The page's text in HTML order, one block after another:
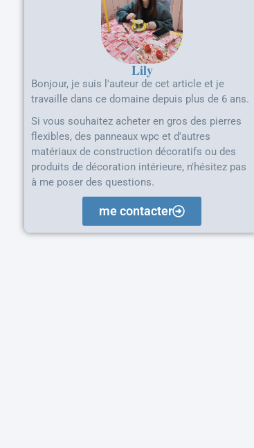
Lily
Bonjour, je suis l'auteur de cet article et je
travaille dans ce domaine depuis plus de 6 ans.
Si vous souhaitez acheter en gros des pierres
flexibles, des panneaux wpc et d'autres
matériaux de construction décoratifs ou des
produits de décoration intérieure, n'hésitez pas
à me poser des questions.
me contacter